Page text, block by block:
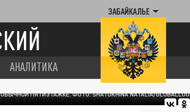
ЗАБАЙКАЛЬЕ
АНАЛИТИКА
ПЯТИЭТАЖКЕ. ФОТО: SHATOKHINA NATALIA/